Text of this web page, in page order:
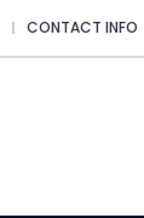
CONTACT INFO